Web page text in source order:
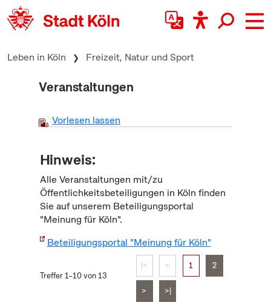
zum Inhalt springen
Leben in Köln Freizeit, Natur und Sport
Veranstaltungen
Vorlesen lassen
Hinweis:
Alle Veranstaltungen mit/zu
Öffentlichkeitsbeteiligungen in Köln finden
Sie auf unserem Beteiligungsportal
"Meinung für Köln".
Beteiligungsportal "Meinung für Köln"
Treffer 1–10 von 13
|< < 1 2
> >|